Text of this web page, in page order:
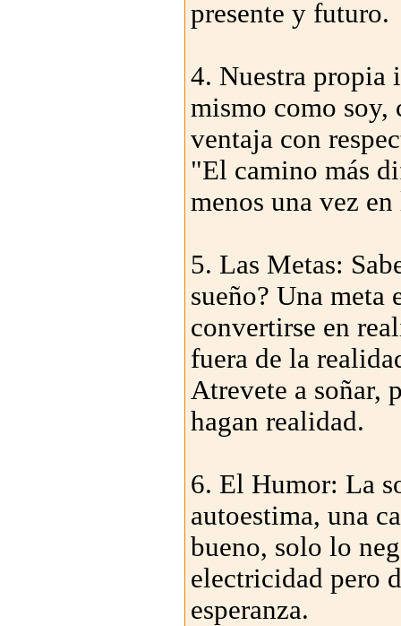
presente y futuro.
4. Nuestra propia
mismo como soy,
ventaja con
"El camino más
menos una vez
5. Las Metas:
sueño? Una meta
convertirse en
fuera de la
Atrevete a soñar,
hagan realidad.
6. El Humor: La
autoestima, una
bueno, solo lo
electricidad pero
esperanza.